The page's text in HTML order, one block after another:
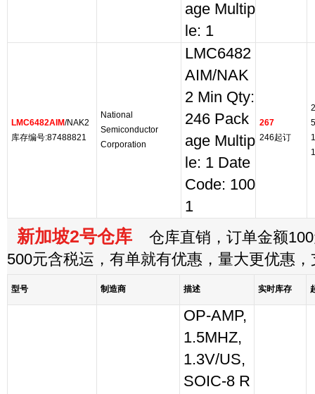
age Multip
le: 1
LMC6482AIM/NAK2
库存编号:87488821
National
Semiconductor
Corporation
LMC6482
AIM/NAK
2 Min Qty:
246 Pack
age Multip
le: 1 Date
Code: 100
1
267
246起订
新加坡2号仓库 仓库直销，订单金额
500元含税运，有单就有优惠，量大更优惠
型号 制造商 描述 实时库存
OP-AMP,
1.5MHZ,
1.3V/US,
SOIC-8 R